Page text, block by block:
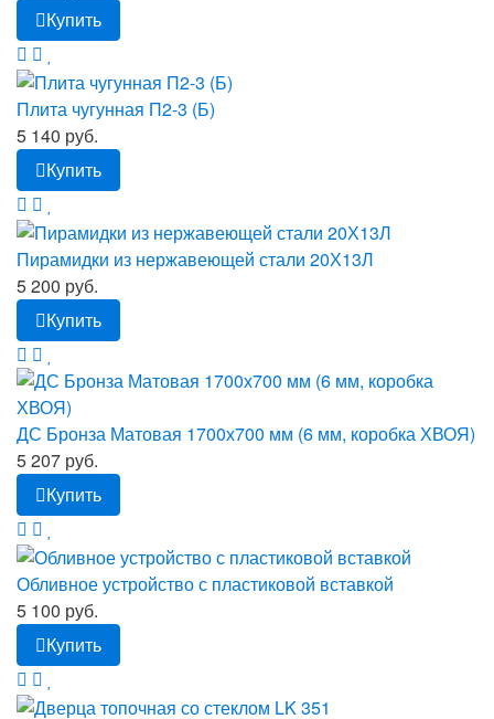
Купить
Плита чугунная П2-3 (Б)
5 140 руб.
Купить
Пирамидки из нержавеющей стали 20Х13Л
5 200 руб.
Купить
ДС Бронза Матовая 1700х700 мм (6 мм, коробка ХВОЯ)
5 207 руб.
Купить
Обливное устройство с пластиковой вставкой
5 100 руб.
Купить